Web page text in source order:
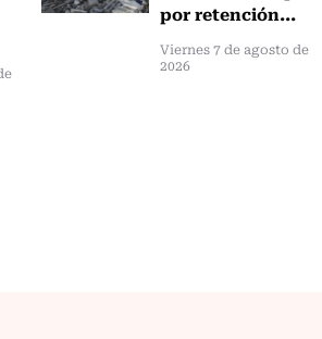
por retención...
Viernes 7 de agosto de
2026